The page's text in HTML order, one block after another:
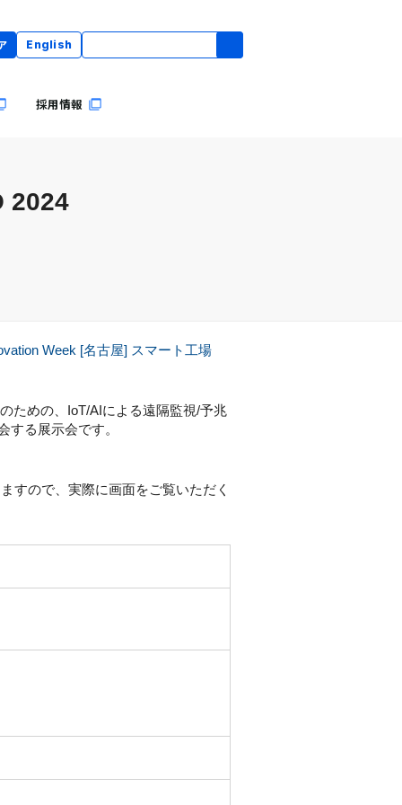
English
採用情報
2024
Week [名古屋] スマート工場
ための、IoT/AIによる遠隔監視/予兆
る展示会です。
すので、実際に画面をご覧いただく